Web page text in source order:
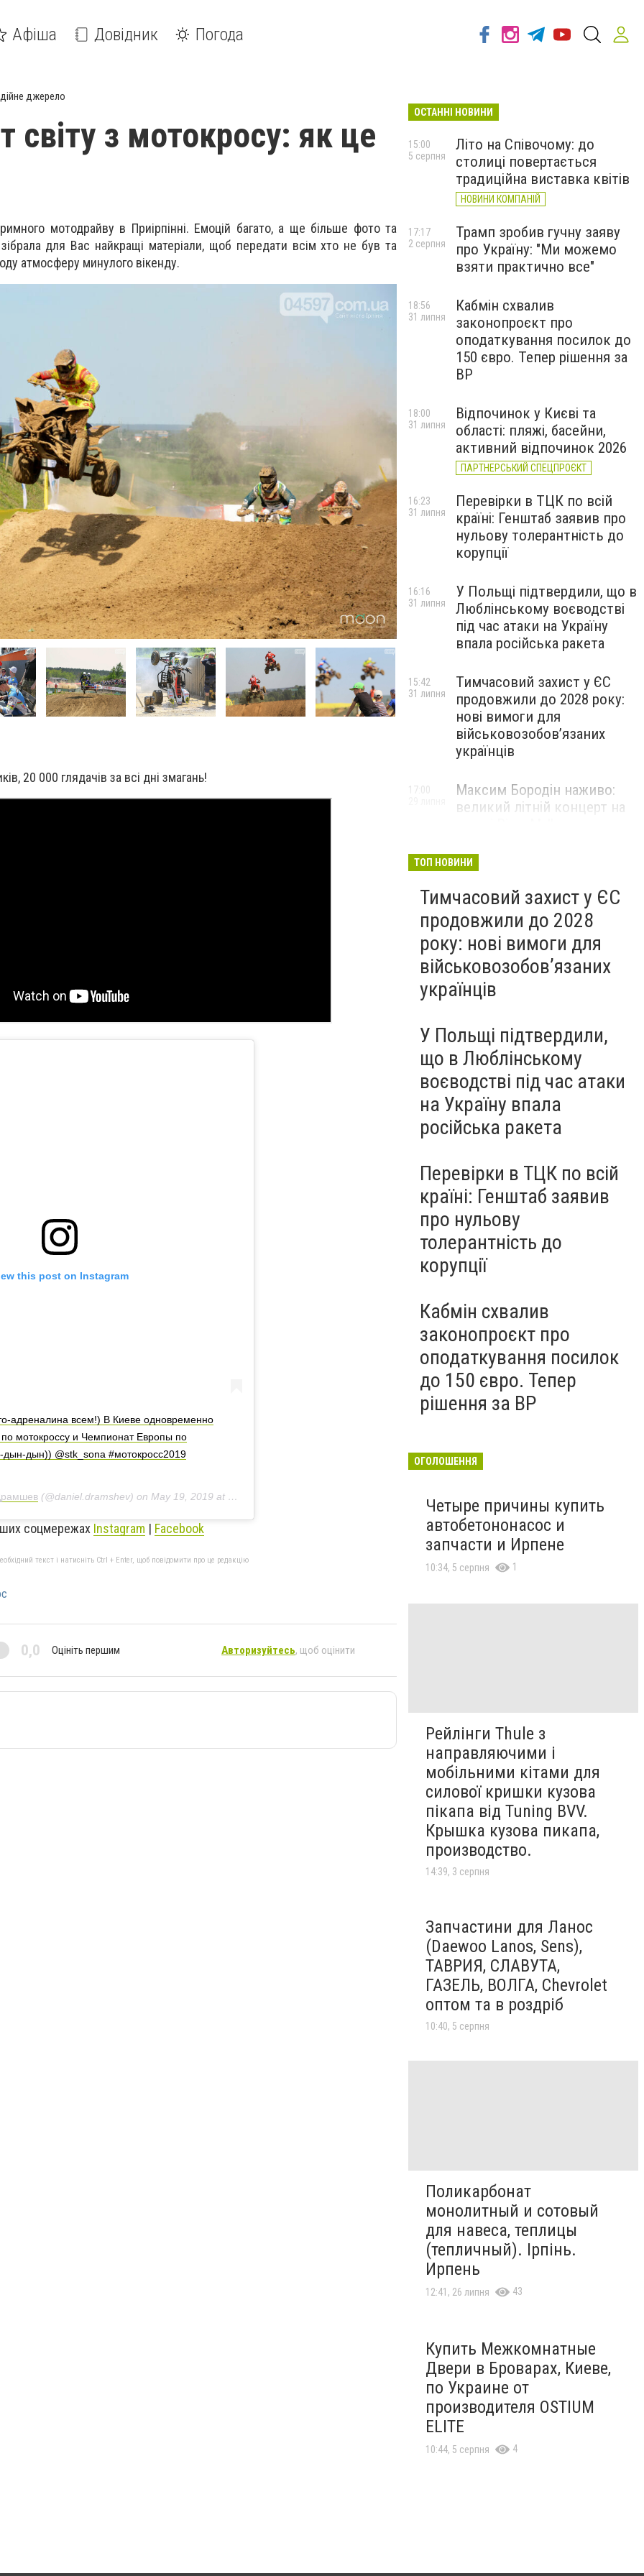
Афіша Довідник Погода
джерело
світу з мотокросу: як це
мотодрайву в Приірпінні. Емоцій багато, а ще більше фото та
для Вас найкращі матеріали, щоб передати всім хто не був та
атмосферу минулого вікенду.
20 000 глядачів за всі дні змагань!
this post on Instagram
адреналина всем!) В Киеве одновременно
мотокроссу и Чемпионат Европы по
дын)) @stk_sona #мотокросс2019
(@daniel.dramshev) on May 19, 2019 at 1:38pm PDT
соцмережах Instagram | Facebook
текст і натисніть Ctrl + Enter, щоб повідомити про це редакцію
0,0 Оцініть першим Авторизуйтесь, щоб оцінити
ОСТАННІ НОВИНИ
Літо на Співочому: до
столиці повертається
традиційна виставка квітів
НОВИНИ КОМПАНІЙ
15:00
5 серпня
Трамп зробив гучну заяву
про Україну: "Ми можемо
взяти практично все"
17:17
2 серпня
Кабмін схвалив
законопроєкт про
оподаткування посилок до
150 євро. Тепер рішення за
ВР
18:56
31 липня
Відпочинок у Києві та
області: пляжі, басейни,
активний відпочинок 2026
ПАРТНЕРСЬКИЙ СПЕЦПРОЄКТ
18:00
31 липня
Перевірки в ТЦК по всій
країні: Генштаб заявив про
нульову толерантність до
корупції
16:23
31 липня
У Польщі підтвердили, що в
Люблінському воєводстві
під час атаки на Україну
впала російська ракета
16:16
31 липня
Тимчасовий захист у ЄС
продовжили до 2028 року:
нові вимоги для
військовозобов’язаних
українців
15:42
31 липня
Максим Бородін наживо:
великий літній концерт на
17:00
ТОП НОВИНИ
Тимчасовий захист у ЄС
продовжили до 2028
року: нові вимоги для
військовозобов’язаних
українців
У Польщі підтвердили,
що в Люблінському
воєводстві під час атаки
на Україну впала
російська ракета
Перевірки в ТЦК по всій
країні: Генштаб заявив
про нульову
толерантність до
корупції
Кабмін схвалив
законопроєкт про
оподаткування посилок
до 150 євро. Тепер
рішення за ВР
ОГОЛОШЕННЯ
Четыре причины купить
автобетононасос и
запчасти и Ирпене
10:34, 5 серпня 1
Рейлінги Thule з
направляючими і
мобільними кітами для
силової кришки кузова
пікапа від Tuning BVV.
Крышка кузова пикапа,
производство.
14:39, 3 серпня
Запчастини для Ланос
(Daewoo Lanos, Sens),
ТАВРИЯ, СЛАВУТА,
ГАЗЕЛЬ, ВОЛГА, Chevrolet
оптом та в роздріб
10:40, 5 серпня
Поликарбонат
монолитный и сотовый
для навеса, теплицы
(тепличный). Ірпінь.
Ирпень
12:41, 26 липня 43
Купить Межкомнатные
Двери в Броварах, Киеве,
по Украине от
производителя OSTIUM
ELITE
10:44, 5 серпня 4